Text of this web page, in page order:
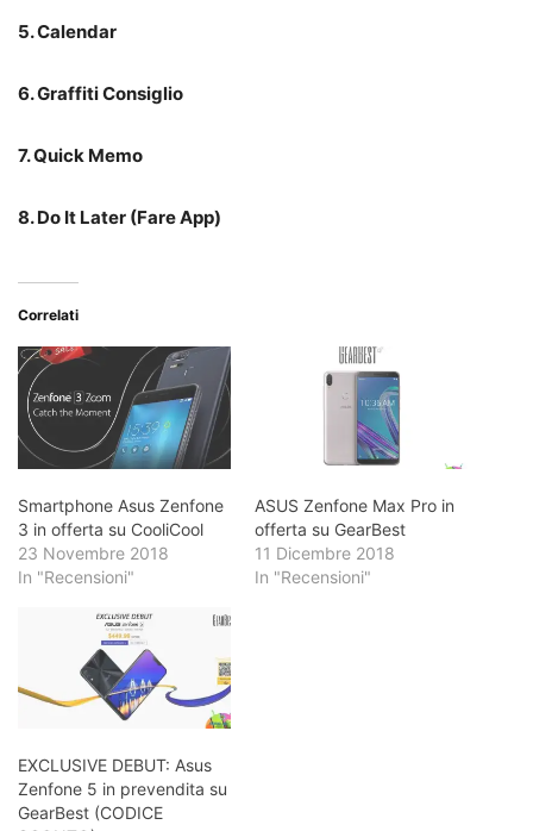
5. Calendar
6. Graffiti Consiglio
7. Quick Memo
8. Do It Later (Fare App)
Correlati
Smartphone Asus Zenfone
3 in offerta su CooliCool
23 Novembre 2018
In "Recensioni"
ASUS Zenfone Max Pro in
offerta su GearBest
11 Dicembre 2018
In "Recensioni"
EXCLUSIVE DEBUT: Asus
Zenfone 5 in prevendita su
GearBest (CODICE